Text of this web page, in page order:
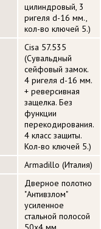
цилиндровый, 3
ригеля d-16 мм.,
кол-во ключей 5.)
Cisa 57.535
(Сувальдный
сейфовый замок.
4 ригеля d-16 мм.
+ реверсивная
защелка. Без
функции
перекодирования.
4 класс защиты.
Кол-во ключей 5.)
Armadillo (Италия)
Дверное полотно
"Антивзлом"
усиленное
стальной полосой